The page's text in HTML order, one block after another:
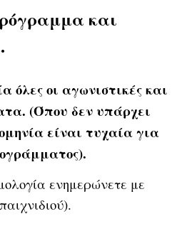
και
όλες οι αγωνιστικές και
(Όπου δεν υπάρχει
είναι τυχαία για
ενημερώνετε με